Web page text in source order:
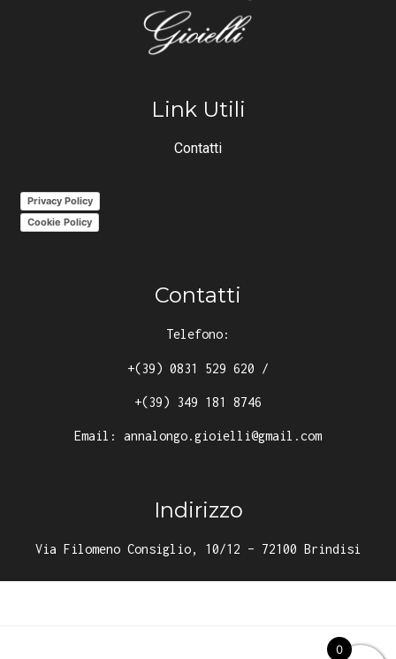
Link Utili
Contatti
Privacy Policy
Cookie Policy
Contatti
Telefono:
+(39) 0831 529 620 /
+(39) 349 181 8746
Email: annalongo.gioielli@gmail.com
Indirizzo
Via Filomeno Consiglio, 10/12 – 72100 Brindisi
0